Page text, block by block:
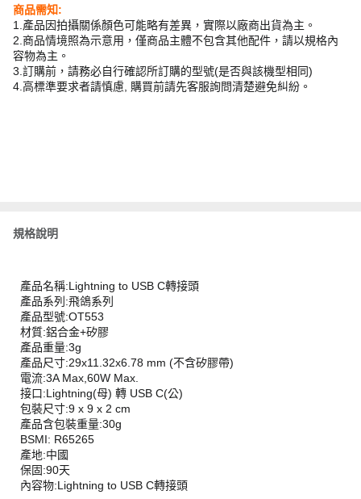
商品需知:
1.產品因拍攝關係顏色可能略有差異，實際以廠商出貨為主。
2.商品情境照為示意用，僅商品主體不包含其他配件，請以規格內
容物為主。
3.訂購前，請務必自行確認所訂購的型號(是否與該機型相同)
4.高標準要求者請慎慮, 購買前請先客服詢問清楚避免糾紛。
規格說明
產品名稱:Lightning to USB C轉接頭
產品系列:飛鴿系列
產品型號:OT553
材質:鋁合金+矽膠
產品重量:3g
產品尺寸:29x11.32x6.78 mm (不含矽膠帶)
電流:3A Max,60W Max.
接口:Lightning(母) 轉 USB C(公)
包裝尺寸:9 x 9 x 2 cm
產品含包裝重量:30g
BSMI: R65265
產地:中國
保固:90天
內容物:Lightning to USB C轉接頭